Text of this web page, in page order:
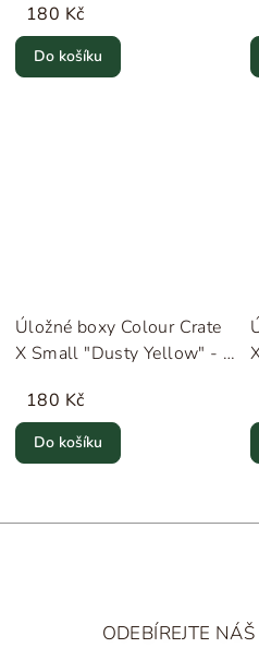
180 Kč
Do košíku
Úložné boxy Colour Crate
X Small "Dusty Yellow" - 2
180 Kč
Do košíku
ODEBÍREJTE